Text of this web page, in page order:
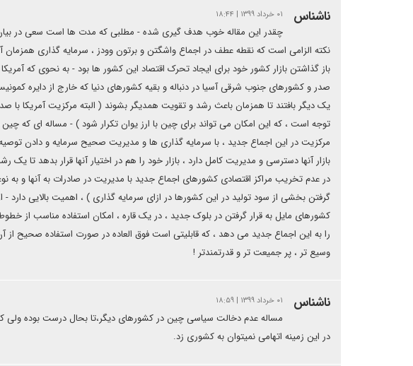
ناشناس ۰۱ خرداد ۱۳۹۹ | ۱۸:۴۴
چقدر این مقاله خوب هدف گیری شده - مطلبی که مدت ها است سعی در بیان
نکته الزامی است که نقطه عطف در اجماع واشگتن و برتون وودز ، سرمایه گذاری
باز گذاشتن بازار کشور خود برای ایجاد تحرک اقتصاد این کشور ها بود - به نحوی که
صدر و کشورهای جنوب شرقی آسیا در دنباله و بقیه کشورهای دنیا که خارج از دایره
یک دیگر بافتند تا همزمان باعث رشد و تقویت همدیگر بشوند ( البته مرکزیت آمریکا
توجه است ، که این امکان می تواند برای چین با ارز یوان تکرار شود ) - مساله ای که
مرکزیت در این اجماع جدید ، با سرمایه گذاری ها و مدیریت صحیح سرمایه و دادن
بازار آنها دسترسی و مدیریت کامل دارد ، بازار خود را هم در اختیار آنها قرار بدهد تا
در عدم تخریب مراکز اقتصادی کشورهای اجماع جدید با مدیریت در صادرات به آنها و به
گرفتن بخشی از سود تولید در این کشورها در ازای سرمایه گذاری ) ، اهمیت بالایی
کشورهای مایل به قرار گرفتن در بلوک جدید ، در یک قاره ، امکان استفاده مناسب از
را به این اجماع جدید می دهد ، که قابلیتی است فوق العاده در صورت استفاده صحیح از
وسیع تر ، پر جمیعت تر و قدرتمندتر !
ناشناس ۰۱ خرداد ۱۳۹۹ | ۱۸:۵۹
مساله عدم دخالت سیاسی چین در کشورهای دیگر،تا بحال درست بوده ولی
در این زمینه اتهامی نمیتوان به کشوری زد.